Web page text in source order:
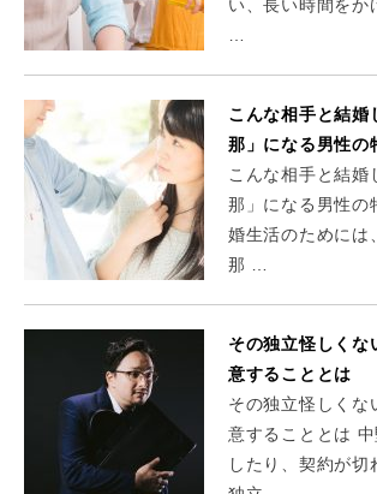
い、長い時間をか
…
こんな相手と結婚
那」になる男性の
こんな相手と結婚
那」になる男性の
婚生活のためには
那 …
その独立怪しくな
意することとは
その独立怪しくな
意することとは
したり、契約が切